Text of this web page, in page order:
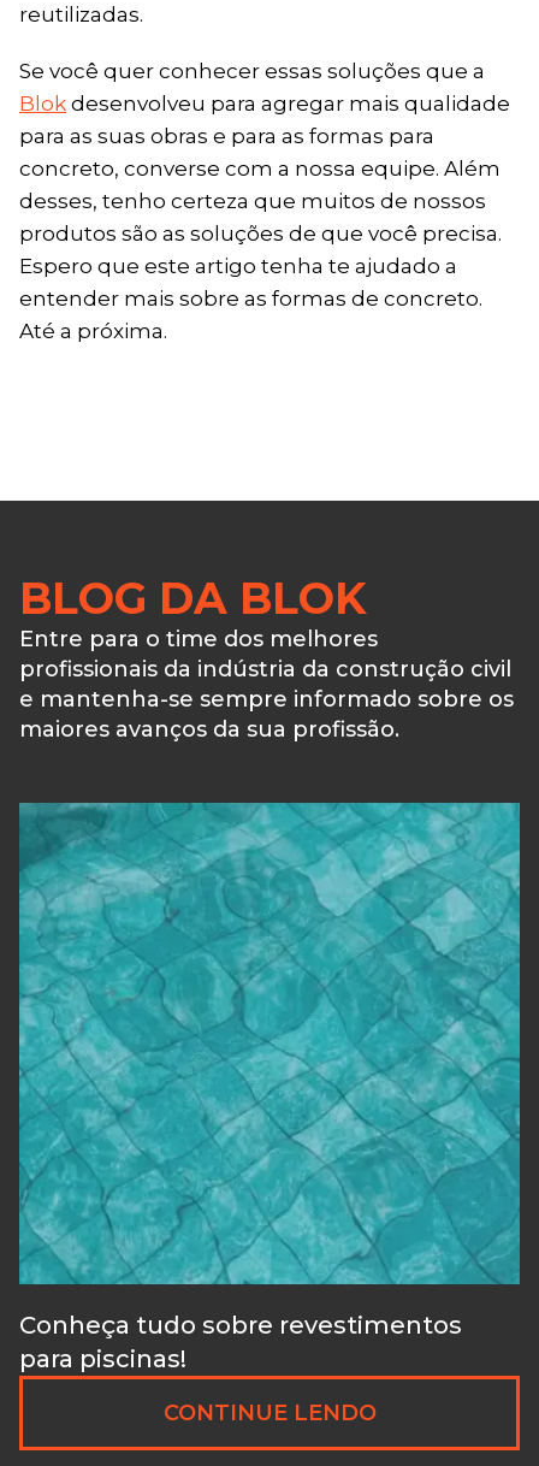
reutilizadas.
Se você quer conhecer essas soluções que a
Blok desenvolveu para agregar mais qualidade
para as suas obras e para as formas para
concreto, converse com a nossa equipe. Além
desses, tenho certeza que muitos de nossos
produtos são as soluções de que você precisa.
Espero que este artigo tenha te ajudado a
entender mais sobre as formas de concreto.
Até a próxima.
BLOG DA BLOK
Entre para o time dos melhores
profissionais da indústria da construção civil
e mantenha-se sempre informado sobre os
maiores avanços da sua profissão.
Conheça tudo sobre revestimentos
para piscinas!
CONTINUE LENDO